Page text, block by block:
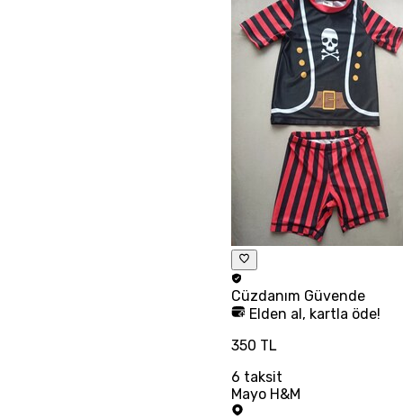
Cüzdanım Güvende
Elden al, kartla öde!
350 TL
6 taksit
Mayo H&M